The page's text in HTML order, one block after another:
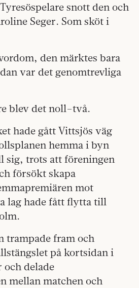
snott den och
Seger. Som sköt i
den märktes bara
var det genomtrevliga
blev det noll–två.
hade gått Vittsjös väg
hemma i byn
sig, trots att föreningen
försökt skapa
mot
lag hade fått flytta till
trampade fram och
på kortsidan i
och delade
mellan matchen och